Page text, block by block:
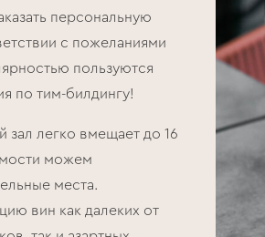
персональную
с пожеланиями
пользуются
по тим-билдингу!
зал легко вмещает до 16
можем
места.
вин как далеких от